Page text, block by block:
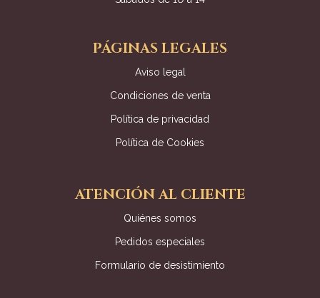
PÁGINAS LEGALES
Aviso legal
Condiciones de venta
Política de privacidad
Política de Cookies
ATENCIÓN AL CLIENTE
Quiénes somos
Pedidos especiales
Formulario de desistimiento